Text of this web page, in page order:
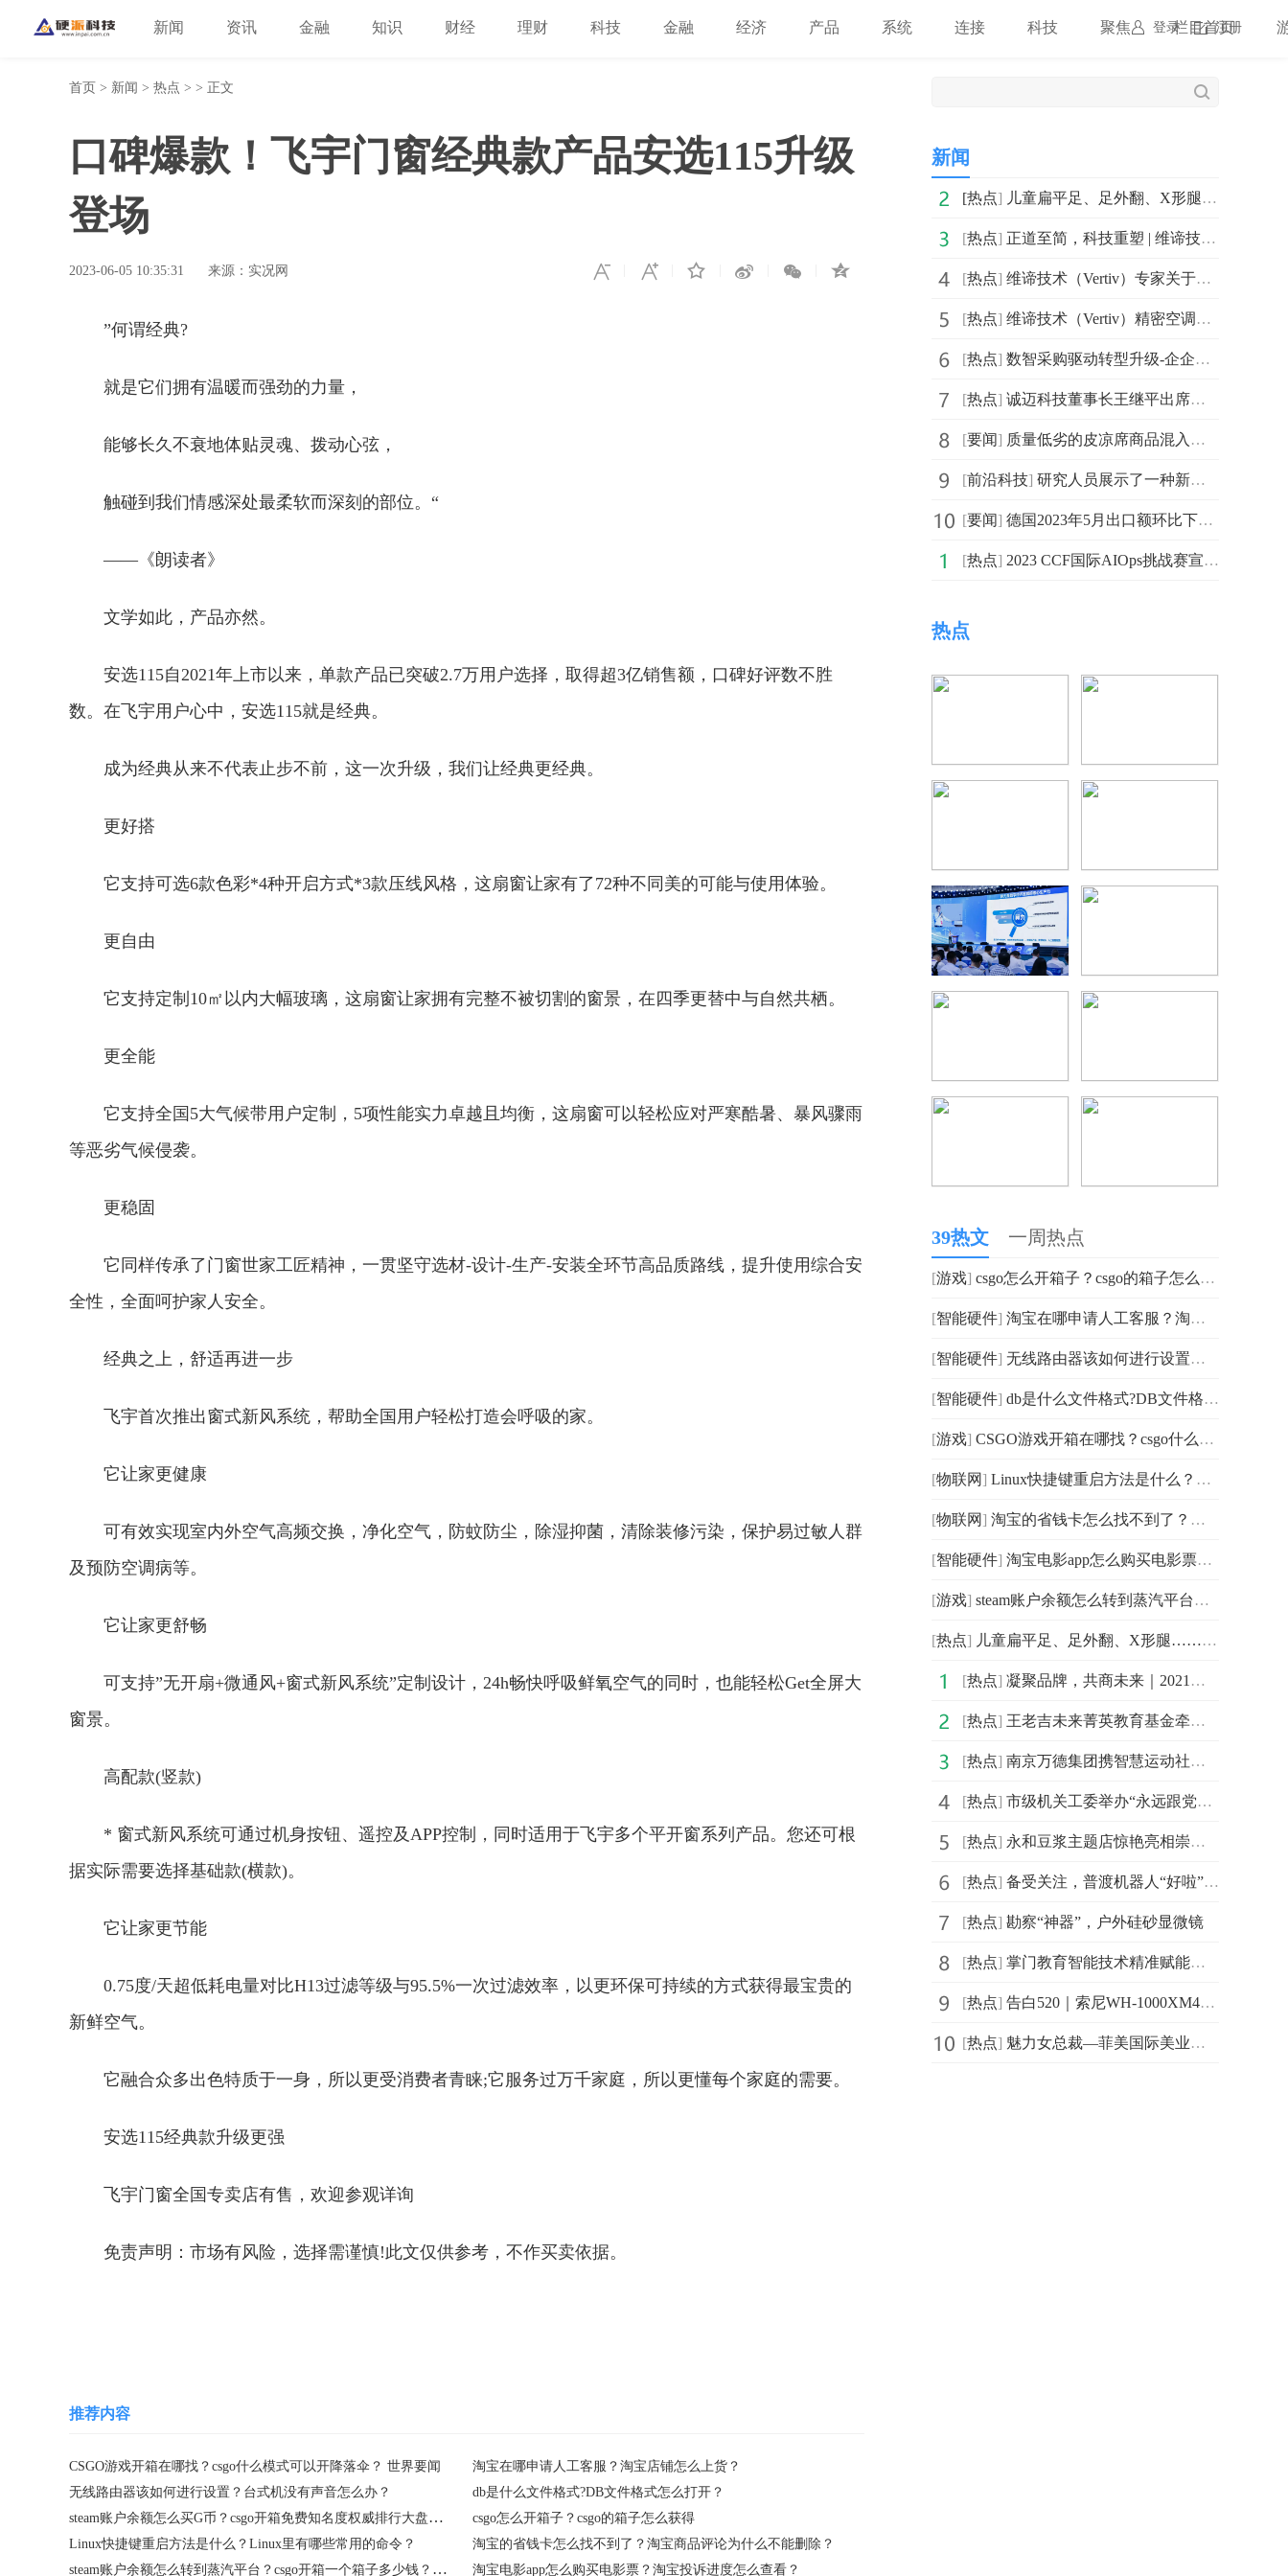
登录 注册
新闻 资讯 金融 知识 财经 理财 科技 金融 经济 产品 系统 连接 科技 聚焦 栏目首页
首页 > 新闻 > 热点 > > 正文
口碑爆款！飞宇门窗经典款产品安选115升级
登场
2023-06-05 10:35:31 来源：实况网
”何谓经典?
就是它们拥有温暖而强劲的力量，
能够长久不衰地体贴灵魂、拨动心弦，
触碰到我们情感深处最柔软而深刻的部位。“
——《朗读者》
文学如此，产品亦然。
安选115自2021年上市以来，单款产品已突破2.7万用户选择，取得超3亿销售额，口碑好评数不胜
数。在飞宇用户心中，安选115就是经典。
成为经典从来不代表止步不前，这一次升级，我们让经典更经典。
更好搭
它支持可选6款色彩*4种开启方式*3款压线风格，这扇窗让家有了72种不同美的可能与使用体验。
更自由
它支持定制10㎡以内大幅玻璃，这扇窗让家拥有完整不被切割的窗景，在四季更替中与自然共栖。
更全能
它支持全国5大气候带用户定制，5项性能实力卓越且均衡，这扇窗可以轻松应对严寒酷暑、暴风骤雨
等恶劣气候侵袭。
更稳固
它同样传承了门窗世家工匠精神，一贯坚守选材-设计-生产-安装全环节高品质路线，提升使用综合安
全性，全面呵护家人安全。
经典之上，舒适再进一步
飞宇首次推出窗式新风系统，帮助全国用户轻松打造会呼吸的家。
它让家更健康
可有效实现室内外空气高频交换，净化空气，防蚊防尘，除湿抑菌，清除装修污染，保护易过敏人群
及预防空调病等。
它让家更舒畅
可支持”无开扇+微通风+窗式新风系统”定制设计，24h畅快呼吸鲜氧空气的同时，也能轻松Get全屏大
窗景。
高配款(竖款)
* 窗式新风系统可通过机身按钮、遥控及APP控制，同时适用于飞宇多个平开窗系列产品。您还可根
据实际需要选择基础款(横款)。
它让家更节能
0.75度/天超低耗电量对比H13过滤等级与95.5%一次过滤效率，以更环保可持续的方式获得最宝贵的
新鲜空气。
它融合众多出色特质于一身，所以更受消费者青睐;它服务过万千家庭，所以更懂每个家庭的需要。
安选115经典款升级更强
飞宇门窗全国专卖店有售，欢迎参观详询
免责声明：市场有风险，选择需谨慎!此文仅供参考，不作买卖依据。
推荐内容
CSGO游戏开箱在哪找？csgo什么模式可以开降落伞？ 世界要闻
淘宝在哪申请人工客服？淘宝店铺怎么上货？
无线路由器该如何进行设置？台式机没有声音怎么办？
db是什么文件格式?DB文件格式怎么打开？
steam账户余额怎么买G币？csgo开箱免费知名度权威排行大盘点？
csgo怎么开箱子？csgo的箱子怎么获得
Linux快捷键重启方法是什么？​Linux里有哪些常用的命令？
淘宝的省钱卡怎么找不到了？淘宝商品评论为什么不能删除？
steam账户余额怎么转到蒸汽平台？csgo开箱一个箱子多少钱？_今日热闻 淘宝电影app怎么购买电影票？淘宝投诉进度怎么查看？
新闻
[热点] 儿童扁平足、足外翻、X形腿……配双矫正鞋垫试试吧！
[热点] 正道至简，科技重塑 | 维谛技术（Vertiv）全栈式自适应
[热点] 维谛技术（Vertiv）专家关于预制集装箱数据中心的问题解答
[热点] 维谛技术（Vertiv）精密空调、UPS、微模块（MDC）均获权
[热点] 数智采购驱动转型升级-企企通荣获“2023年度中国能源化工
[热点] 诚迈科技董事长王继平出席中国绿色算力大会并发表主题演
[要闻] 质量低劣的皮凉席商品混入市场 消费者应该如何选择
[前沿科技] 研究人员展示了一种新型节能芯片 可通过连接节点的光纤
[要闻] 德国2023年5月出口额环比下降0.1% 进口额环比上升1.7%
[热点] 2023 CCF国际AIOps挑战赛宣讲会暨AIOps研讨会成功举办
热点
39热文 一周热点
[游戏] csgo怎么开箱子？csgo的箱子怎么获得
[智能硬件] 淘宝在哪申请人工客服？淘宝店铺怎么上货？
[智能硬件] 无线路由器该如何进行设置？台式机没有声音怎么办？
[智能硬件] db是什么文件格式?DB文件格式怎么打开？
[游戏] CSGO游戏开箱在哪找？csgo什么模式可以开降落伞？ 世界要闻
[物联网 ] Linux快捷键重启方法是什么？​Linux里有哪些常用的命令？
[物联网 ] 淘宝的省钱卡怎么找不到了？淘宝商品评论为什么不能删除
[智能硬件] 淘宝电影app怎么购买电影票？淘宝投诉进度怎么查看？
[游戏] steam账户余额怎么转到蒸汽平台？csgo开箱一个箱子多少钱
[热点] 儿童扁平足、足外翻、X形腿……配双矫正鞋垫试试吧！
[热点] 凝聚品牌，共商未来｜2021中国企业品牌建设峰会暨媒体发
[热点] 王老吉未来菁英教育基金牵手汕头大学首设 “刺柠吉奖学
[热点] 南京万德集团携智慧运动社区解决方案精彩亮相2021体博会
[热点] 市级机关工委举办“永远跟党走，建功新时代”庆祝建党百
[热点] 永和豆浆主题店惊艳亮相崇明花博会，成新晋网红打卡地
[热点] 备受关注，普渡机器人“好啦”亮相2021中国连锁餐饮峰会
[热点] 勘察“神器”，户外硅砂显微镜
[热点] 掌门教育智能技术精准赋能个性化教学 品质课程助力信息
[热点] 告白520｜索尼WH-1000XM4头戴降噪耳机静谧白限量版心动发布
[热点] 魅力女总裁—菲美国际美业综合平台创始人，菲菲！